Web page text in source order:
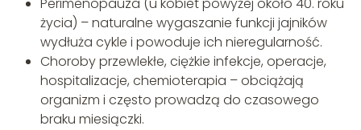
Perimenopauza (u kobiet powyżej około 40. roku
życia) – naturalne wygaszanie funkcji jajników
wydłuża cykle i powoduje ich nieregularność.
Choroby przewlekłe, ciężkie infekcje, operacje,
hospitalizacje, chemioterapia – obciążają
organizm i często prowadzą do czasowego
braku miesiączki.